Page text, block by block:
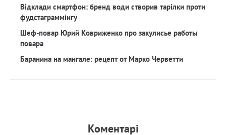
Відклади смартфон: бренд води створив тарілки проти
фудстаграммінгу
Шеф-повар Юрий Ковриженко про закулисье работы
повара
Баранина на мангале: рецепт от Марко Черветти
Коментарi